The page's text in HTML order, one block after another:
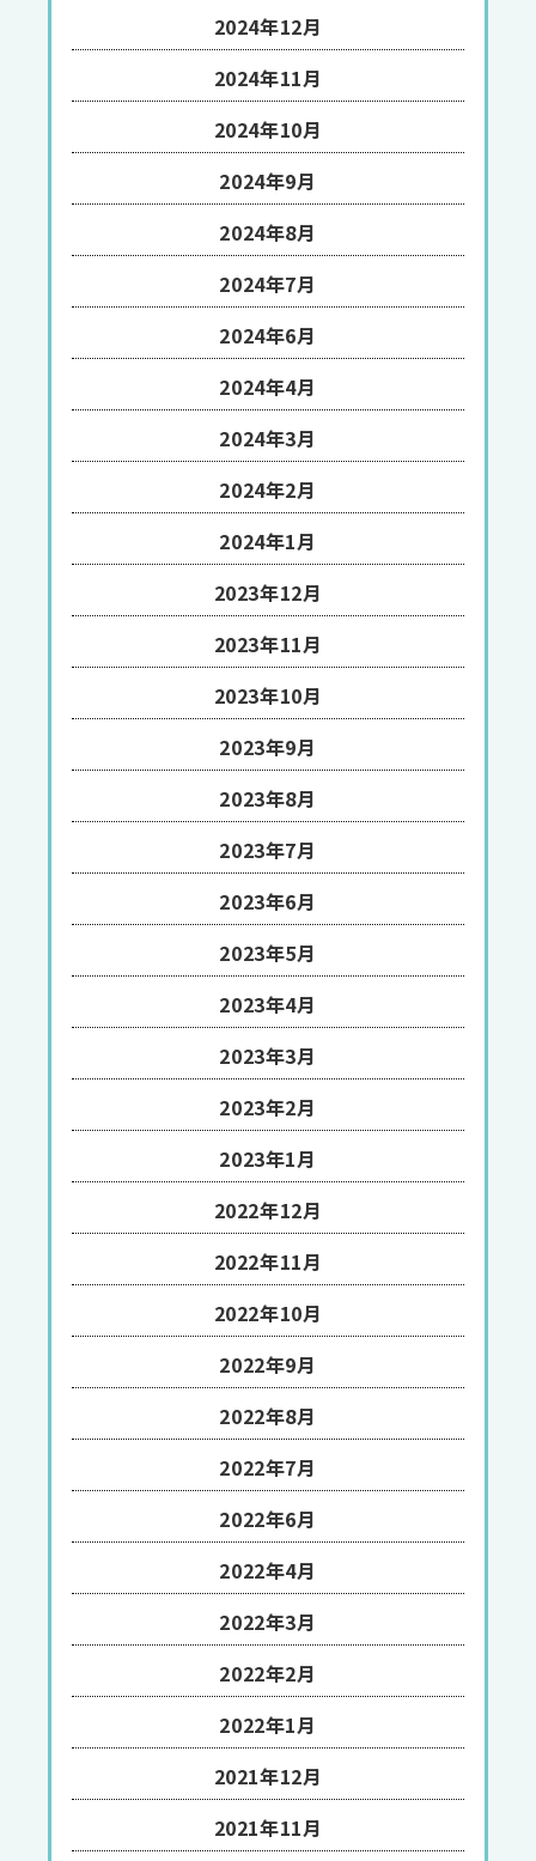
2024年12月
2024年11月
2024年10月
2024年9月
2024年8月
2024年7月
2024年6月
2024年4月
2024年3月
2024年2月
2024年1月
2023年12月
2023年11月
2023年10月
2023年9月
2023年8月
2023年7月
2023年6月
2023年5月
2023年4月
2023年3月
2023年2月
2023年1月
2022年12月
2022年11月
2022年10月
2022年9月
2022年8月
2022年7月
2022年6月
2022年4月
2022年3月
2022年2月
2022年1月
2021年12月
2021年11月